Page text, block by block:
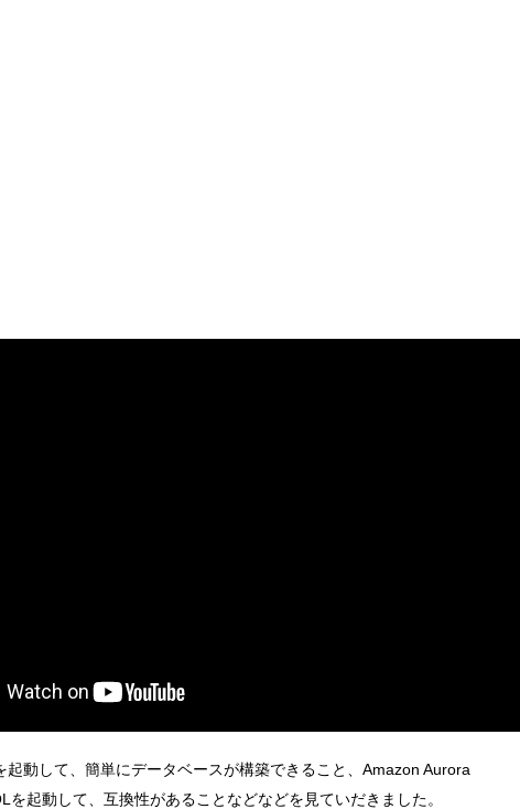
起動して、簡単にデータベースが構築できること、Amazon Aurora
を起動して、互換性があることなどなどを見ていだきました。